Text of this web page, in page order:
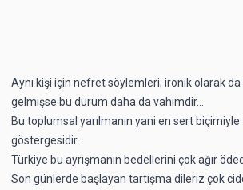
Aynı kişi için nefret söylemleri; ironik olarak
gelmişse bu durum daha da vahimdir...
Bu toplumsal yarılmanın yani en sert biçimiyle
göstergesidir...
Türkiye bu ayrışmanın bedellerini çok ağır
Son günlerde başlayan tartışma dileriz çok